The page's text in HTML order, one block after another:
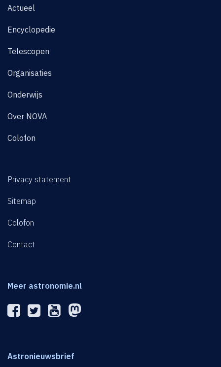
Actueel
Encyclopedie
Telescopen
Organisaties
Onderwijs
Over NOVA
Colofon
Privacy statement
Sitemap
Colofon
Contact
Meer astronomie.nl
Astronieuwsbrief